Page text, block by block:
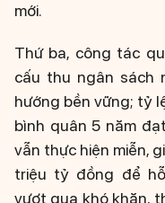
mới.
Thứ ba, công tác
cấu thu ngân sách
hướng bền vững; tỷ
bình quân 5 năm
vẫn thực hiện miễn,
triệu tỷ đồng để
vượt qua khó khăn,